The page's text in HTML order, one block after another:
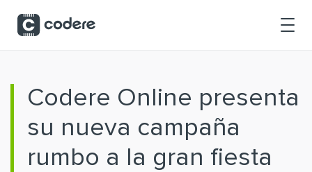
Codere Online presenta
su nueva campaña
rumbo a la gran fiesta